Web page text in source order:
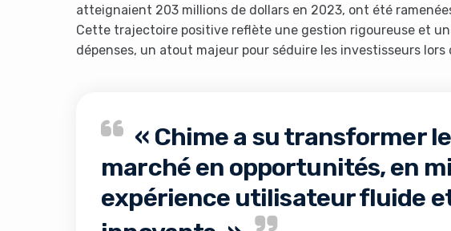
atteignaient 203 millions de dollars en 2023, ont été
Cette trajectoire positive reflète une gestion rigoureuse et
dépenses, un atout majeur pour séduire les investisseurs lors
« Chime a su transformer
marché en opportunités, en
expérience utilisateur fluide
It looks like
Yes, I